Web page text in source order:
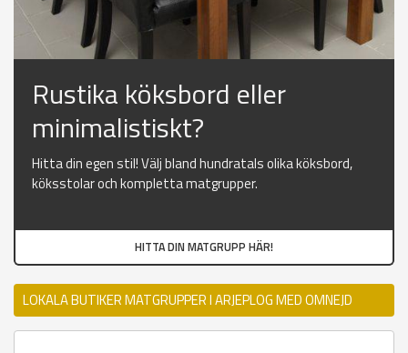
Rustika köksbord eller
minimalistiskt?
Hitta din egen stil! Välj bland hundratals olika köksbord,
köksstolar och kompletta matgrupper.
HITTA DIN MATGRUPP HÄR!
LOKALA BUTIKER MATGRUPPER I ARJEPLOG MED OMNEJD